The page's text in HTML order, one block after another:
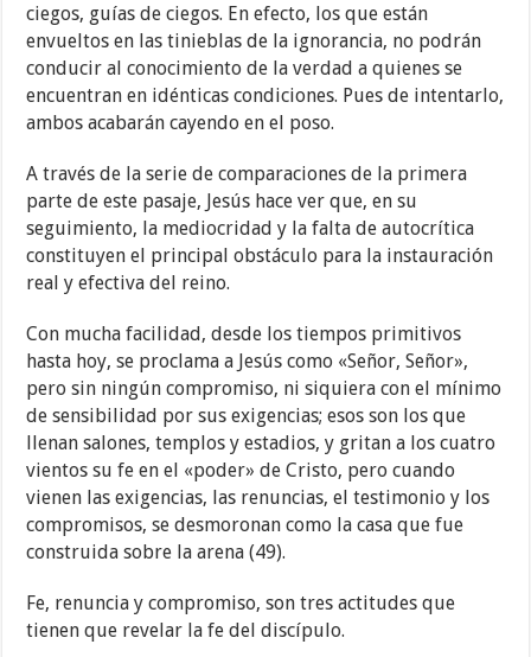
ciegos, guías de ciegos. En efecto, los que están
envueltos en las tinieblas de la ignorancia, no podrán
conducir al conocimiento de la verdad a quienes se
encuentran en idénticas condiciones. Pues de intentarlo,
ambos acabarán cayendo en el poso.
A través de la serie de comparaciones de la primera
parte de este pasaje, Jesús hace ver que, en su
seguimiento, la mediocridad y la falta de autocrítica
constituyen el principal obstáculo para la instauración
real y efectiva del reino.
Con mucha facilidad, desde los tiempos primitivos
hasta hoy, se proclama a Jesús como «Señor, Señor»,
pero sin ningún compromiso, ni siquiera con el mínimo
de sensibilidad por sus exigencias; esos son los que
llenan salones, templos y estadios, y gritan a los cuatro
vientos su fe en el «poder» de Cristo, pero cuando
vienen las exigencias, las renuncias, el testimonio y los
compromisos, se desmoronan como la casa que fue
construida sobre la arena (49).
Fe, renuncia y compromiso, son tres actitudes que
tienen que revelar la fe del discípulo.